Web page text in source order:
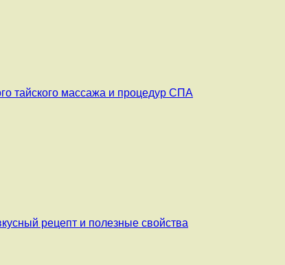
тайского массажа и процедур СПА
рецепт и полезные свойства